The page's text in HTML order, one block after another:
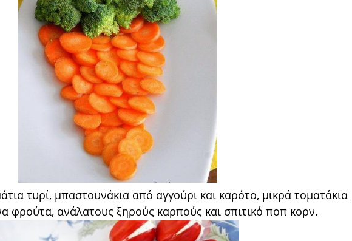
τυρί, μπαστουνάκια από αγγούρι και καρότο, μικρά τοματάκια
φρούτα, ανάλατους ξηρούς καρπούς και σπιτικό ποπ κορν.